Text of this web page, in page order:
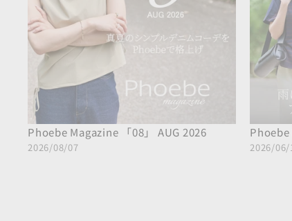
Phoebe Magazine 「08」 AUG 2026
2026/08/07
Phoebe
2026/06/